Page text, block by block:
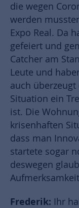
die wegen
werden
Expo Real. Da
gefeiert und
Catcher am
Leute und
auch
Situation ein
ist. Die
krisenhaften
dass man
startete sogar
deswegen
Frederik: Ihr